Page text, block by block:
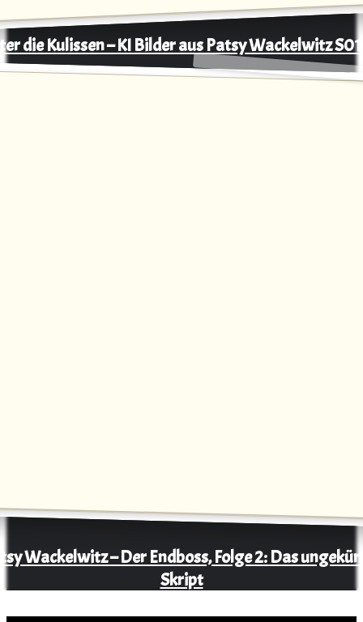
die Kulissen – KI Bilder aus Patsy Wackelwitz
Wackelwitz – Der Endboss, Folge 2: Das
Skript